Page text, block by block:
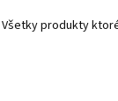
Všetky produkty